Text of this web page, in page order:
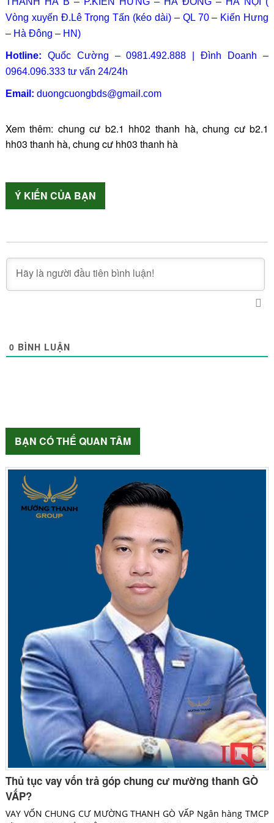
Vòng xuyến Đ.Lê Trọng Tấn (kéo dài) – QL 70 – Kiến Hưng
– Hà Đông – HN)
Hotline: Quốc Cường – 0981.492.888 | Đình Doanh –
0964.096.333 tư vấn 24/24h
Email: duongcuongbds@gmail.com
Xem thêm: chung cư b2.1 hh02 thanh hà,chung cư b2.1
hh03 thanh hà, chung cư hh03 thanh hà
Ý KIẾN CỦA BẠN
0 BÌNH LUẬN
BẠN CÓ THỂ QUAN TÂM
Thủ tục vay vốn trả góp chung cư mường thanh GÒ
VẤP?
VAY VỐN CHUNG CƯ MƯỜNG THANH GÒ VẤP Ngân hàng TMCP